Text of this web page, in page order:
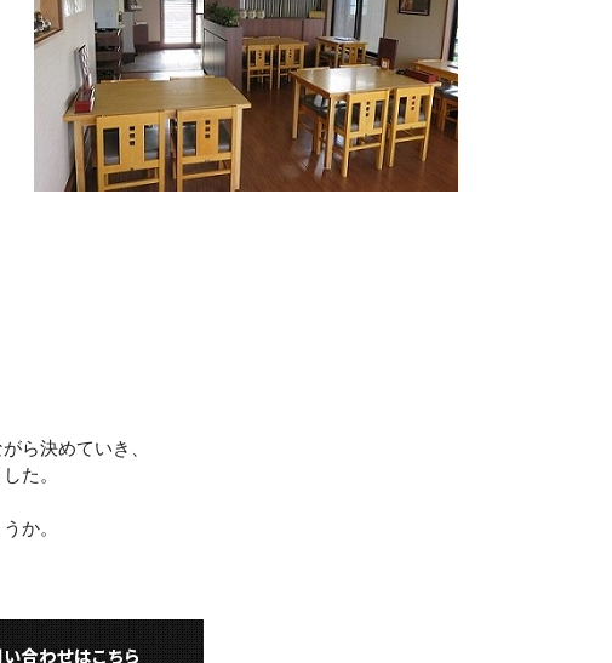
ら決めていき、
た。
か。